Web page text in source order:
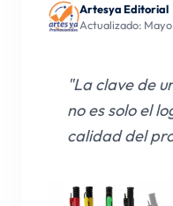
Artesya Editorial
Actualizado:
"La clave de
no es solo el
calidad del